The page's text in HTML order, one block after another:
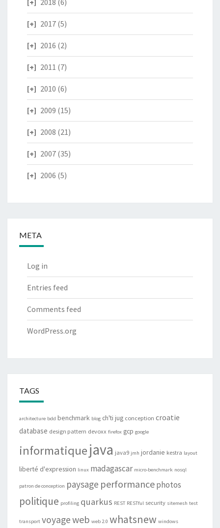
2018 (6)
2017 (5)
2016 (2)
2011 (7)
2010 (6)
2009 (15)
2008 (21)
2007 (35)
2006 (5)
META
Log in
Entries feed
Comments feed
WordPress.org
TAGS
architecture bdd benchmark blog ch'ti jug conception croatie
database design pattern devoxx firefox gcp google
informatiquejava java9 jmh jordanie kestra layout
liberté d'expression linux madagascar micro-benchmark nosql
patron de conception paysage performancephotos
politique profiling quarkus REST RESTful security sitemesh test
transport voyageweb web 2.0 whatsnew windows